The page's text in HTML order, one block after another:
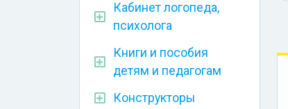
Кабинет логопеда,
психолога
Книги и пособия
детям и педагогам
Конструкторы